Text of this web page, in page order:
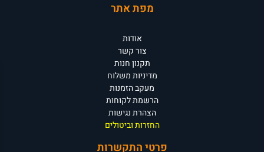
מפת אתר
אודות
צור קשר
תקנון חנות
מדיניות משלוח
מעקב הזמנות
הרשמת לקוחות
הצהרת נגישות
החזרות וביטולים
פרטי התקשרות